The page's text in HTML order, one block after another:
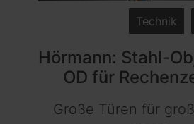
Technik
Hörmann: Stahl-
OD für
Große Türen für